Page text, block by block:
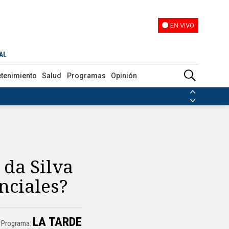
EN VIVO
Salud Programas Opinión
da Silva
Programa: LA TARDE